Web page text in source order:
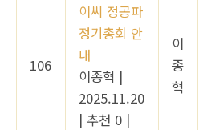
106
이씨 정공파
정기총회 안
내
이종혁 |
2025.11.20
| 추천 0 |
이
종
혁